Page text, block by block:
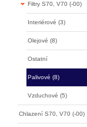
Filtry S70, V70 (-00)
Interiérové (3)
Olejové (8)
Ostatní
Palivové (8)
Vzduchové (5)
Chlazení S70, V70 (-00)